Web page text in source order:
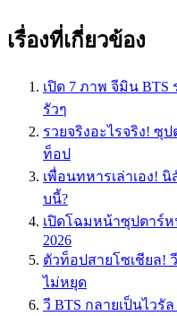
เรื่องที่เกี่ยวข้อง
เปิด 7 ภาพ จีมิน BTS
รัวๆ
รวยจริงอะไรจริง! ซุ
ท็อป
เพื่อนทหารเล่าเอง!
บนี้?
เปิดโฉมหน้าซุปตาร์
2026
ตัวท็อปสายโซเชียล!
ไม่หยุด
วี BTS กลายเป็นไวรั